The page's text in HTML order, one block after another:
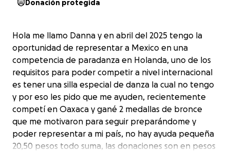
Donación protegida
Hola me llamo Danna y en abril del 2025 tengo la
oportunidad de representar a Mexico en una
competencia de paradanza en Holanda, uno de los
requisitos para poder competir a nivel internacional
es tener una silla especial de danza la cual no tengo
y por eso les pido que me ayuden, recientemente
competí en Oaxaca y gané 2 medallas de bronce
que me motivaron para seguir preparándome y
poder representar a mi país, no hay ayuda pequeña
20,50 pesos todo suma, las donaciones son en pesos